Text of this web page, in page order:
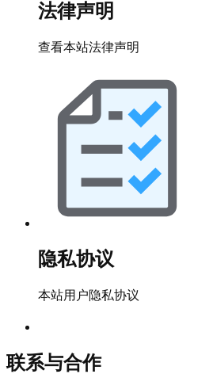
法律声明
查看本站法律声明
隐私协议
本站用户隐私协议
联系与合作